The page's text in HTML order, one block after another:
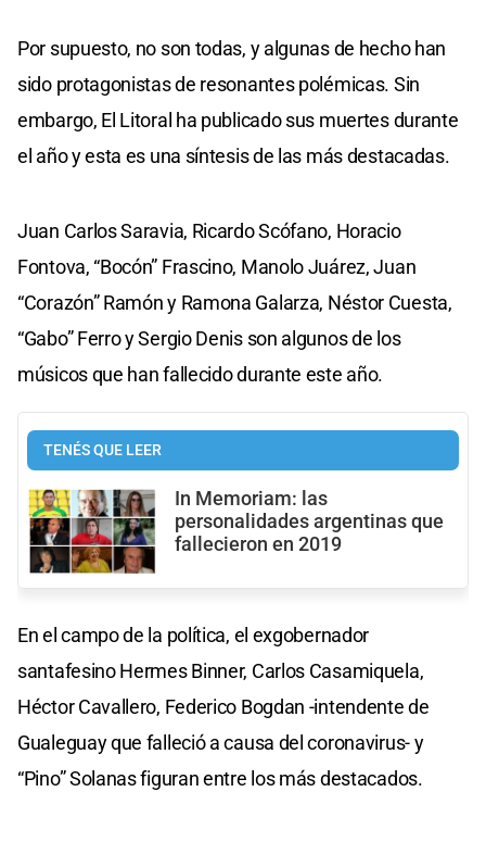
Por supuesto, no son todas, y algunas de hecho han
sido protagonistas de resonantes polémicas. Sin
embargo, El Litoral ha publicado sus muertes durante
el año y esta es una síntesis de las más destacadas.
Juan Carlos Saravia, Ricardo Scófano, Horacio
Fontova, “Bocón” Frascino, Manolo Juárez, Juan
“Corazón” Ramón y Ramona Galarza, Néstor Cuesta,
“Gabo” Ferro y Sergio Denis son algunos de los
músicos que han fallecido durante este año.
TENÉS QUE LEER
In Memoriam: las
personalidades argentinas que
fallecieron en 2019
En el campo de la política, el exgobernador
santafesino Hermes Binner, Carlos Casamiquela,
Héctor Cavallero, Federico Bogdan -intendente de
Gualeguay que falleció a causa del coronavirus- y
“Pino” Solanas figuran entre los más destacados.